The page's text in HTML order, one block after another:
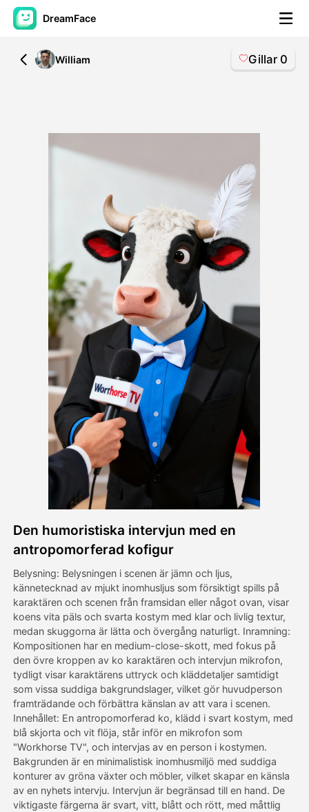
DreamFace
AI-verktyg
AI-video
Andra verktyg
Visa alla verktyg
Avatar Video
AI-video
Foto:
Andra verktyg
Visa alla mallar
Galleri
Blogg
Priser
API
All
William Gillar 0
Den humoristiska intervjun med en
antropomorferad kofigur
Belysning: Belysningen i scenen är jämn och ljus,
kännetecknad av mjukt inomhusljus som försiktigt spills på
karaktären och scenen från framsidan eller något ovan, visar
koens vita päls och svarta kostym med klar och livlig textur,
medan skuggorna är lätta och övergång naturligt. Inramning:
Kompositionen har en medium-close-skott, med fokus på
den övre kroppen av ko karaktären och intervjun mikrofon,
tydligt visar karaktärens uttryck och kläddetaljer samtidigt
som vissa suddiga bakgrundslager, vilket gör huvudperson
framträdande och förbättra känslan av att vara i scenen.
Innehållet: En antropomorferad ko, klädd i svart kostym, med
blå skjorta och vit flöja, står inför en mikrofon som
"Workhorse TV", och intervjas av en person i kostymen.
Bakgrunden är en minimalistisk inomhusmiljö med suddiga
konturer av gröna växter och möbler, vilket skapar en känsla
av en nyhets intervju. Intervjun är begränsad till en hand. De
viktigaste färgerna är svart, vitt, blått och rött, med måttlig